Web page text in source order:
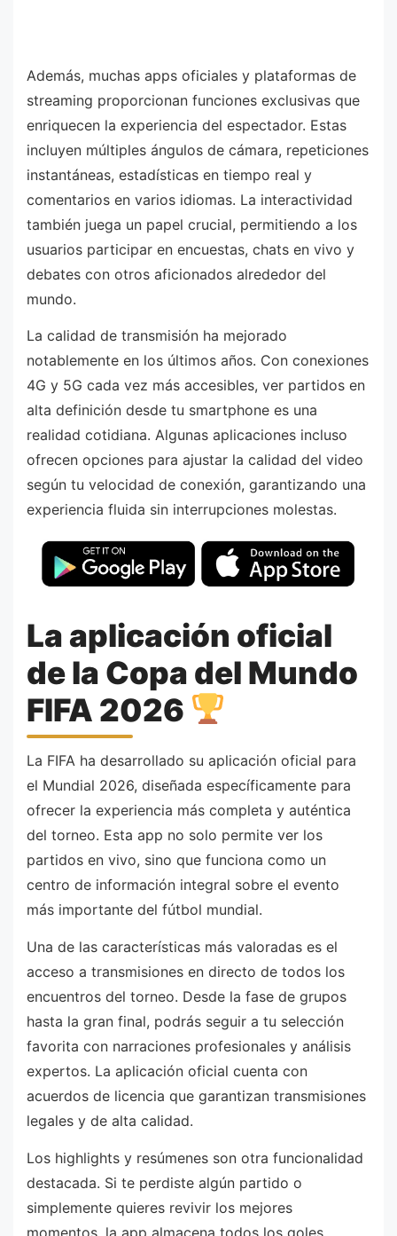
Además, muchas apps oficiales y plataformas de
streaming proporcionan funciones exclusivas que
enriquecen la experiencia del espectador. Estas
incluyen múltiples ángulos de cámara, repeticiones
instantáneas, estadísticas en tiempo real y
comentarios en varios idiomas. La interactividad
también juega un papel crucial, permitiendo a los
usuarios participar en encuestas, chats en vivo y
debates con otros aficionados alrededor del
mundo.
La calidad de transmisión ha mejorado
notablemente en los últimos años. Con conexiones
4G y 5G cada vez más accesibles, ver partidos en
alta definición desde tu smartphone es una
realidad cotidiana. Algunas aplicaciones incluso
ofrecen opciones para ajustar la calidad del video
según tu velocidad de conexión, garantizando una
experiencia fluida sin interrupciones molestas.
La aplicación oficial
de la Copa del Mundo
FIFA 2026
La FIFA ha desarrollado su aplicación oficial para
el Mundial 2026, diseñada específicamente para
ofrecer la experiencia más completa y auténtica
del torneo. Esta app no solo permite ver los
partidos en vivo, sino que funciona como un
centro de información integral sobre el evento
más importante del fútbol mundial.
Una de las características más valoradas es el
acceso a transmisiones en directo de todos los
encuentros del torneo. Desde la fase de grupos
hasta la gran final, podrás seguir a tu selección
favorita con narraciones profesionales y análisis
expertos. La aplicación oficial cuenta con
acuerdos de licencia que garantizan transmisiones
legales y de alta calidad.
Los highlights y resúmenes son otra funcionalidad
destacada. Si te perdiste algún partido o
simplemente quieres revivir los mejores
momentos, la app almacena todos los goles,